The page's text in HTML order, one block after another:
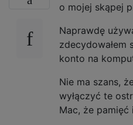
o mojej skąpej
Naprawdę
zdecydowałem
konto na
Nie ma szans,
wyłączyć te
Mac, że pamięć